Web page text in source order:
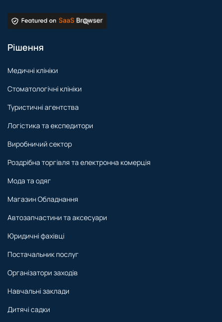
Рішення
Медичні клініки
Стоматологічні клініки
Туристичні агентства
Логістика та експедитори
Виробничий сектор
Роздрібна торгівля та електронна комерція
Мода та одяг
Магазин Обладнання
Автозапчастини та аксесуари
Юридичні фахівці
Постачальник послуг
Організатори заходів
Навчальні заклади
Дитячі садки